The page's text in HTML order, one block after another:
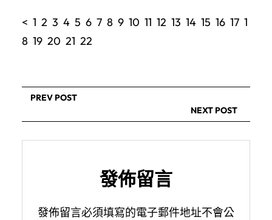
< 1 2 3 4 5 6 7 8 9 10 11 12 13 14 15 16 17 1
8 19 20 21 22
PREV POST
NEXT POST
發佈留言
發佈留言必須填寫的電子郵件地址不會公